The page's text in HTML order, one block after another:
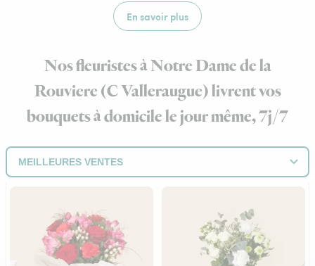
En savoir plus
Nos fleuristes à Notre Dame de la
Rouviere (C Valleraugue) livrent vos
bouquets à domicile le jour même, 7j/7